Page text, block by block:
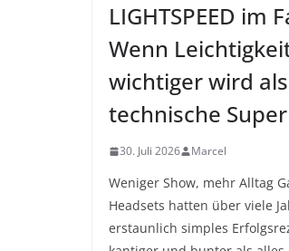
LIGHTSPEED im
Wenn
wichtiger wird als
technische
30. Juli 2026 Marcel
Weniger Show, mehr Alltag
Headsets hatten über viele
erstaunlich simples